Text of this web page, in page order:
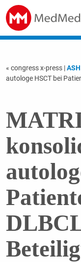
« congress x-press |
autologe HSCT bei